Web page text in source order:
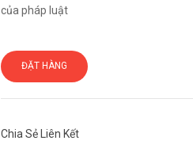
của pháp luật
ĐẶT HÀNG
Chia Sẻ Liên Kết